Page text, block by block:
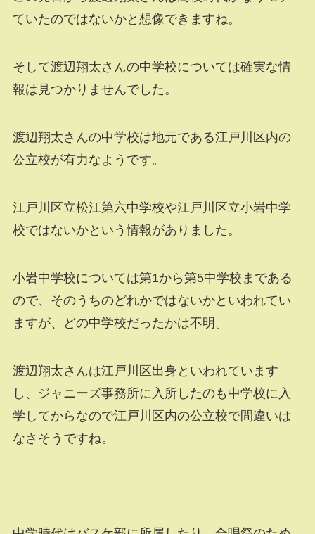
ていたのではないかと想像できますね。
そして渡辺翔太さんの中学校については確実な情
報は見つかりませんでした。
渡辺翔太さんの中学校は地元である江戸川区内の
公立校が有力なようです。
江戸川区立松江第六中学校や江戸川区立小岩中学
校ではないかという情報がありました。
小岩中学校については第1から第5中学校まである
ので、そのうちのどれかではないかといわれてい
ますが、どの中学校だったかは不明。
渡辺翔太さんは江戸川区出身といわれています
し、ジャニーズ事務所に入所したのも中学校に入
学してからなので江戸川区内の公立校で間違いは
なさそうですね。